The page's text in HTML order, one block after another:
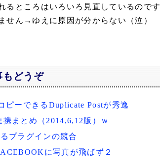
るところはいろいろ見直しているのです
せん→ゆえに原因が分からない（泣）
もどうぞ
ピーできるDuplicate Postが秀逸
まとめ（2014,6,12版）ｗ
プラグインの競合
に写真が飛ばず２